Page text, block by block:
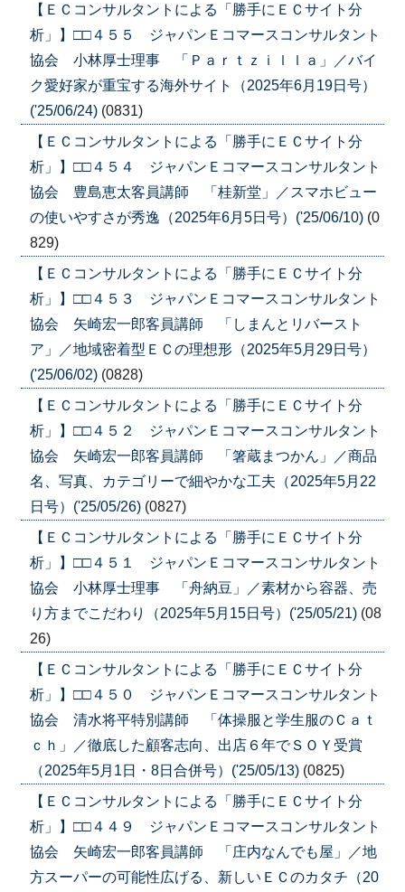
【ＥＣコンサルタントによる「勝手にＥＣサイト分
析」】□□４５５ ジャパンＥコマースコンサルタント
協会 小林厚士理事 「Ｐａｒｔｚｉｌｌａ」／バイ
ク愛好家が重宝する海外サイト（2025年6月19日号）
('25/06/24) (0831)
【ＥＣコンサルタントによる「勝手にＥＣサイト分
析」】□□４５４ ジャパンＥコマースコンサルタント
協会 豊島恵太客員講師 「桂新堂」／スマホビュー
の使いやすさが秀逸（2025年6月5日号）('25/06/10) (0
829)
【ＥＣコンサルタントによる「勝手にＥＣサイト分
析」】□□４５３ ジャパンＥコマースコンサルタント
協会 矢崎宏一郎客員講師 「しまんとリバースト
ア」／地域密着型ＥＣの理想形（2025年5月29日号）
('25/06/02) (0828)
【ＥＣコンサルタントによる「勝手にＥＣサイト分
析」】□□４５２ ジャパンＥコマースコンサルタント
協会 矢崎宏一郎客員講師 「箸蔵まつかん」／商品
名、写真、カテゴリーで細やかな工夫（2025年5月22
日号）('25/05/26) (0827)
【ＥＣコンサルタントによる「勝手にＥＣサイト分
析」】□□４５１ ジャパンＥコマースコンサルタント
協会 小林厚士理事 「舟納豆」／素材から容器、売
り方までこだわり（2025年5月15日号）('25/05/21) (08
26)
【ＥＣコンサルタントによる「勝手にＥＣサイト分
析」】□□４５０ ジャパンＥコマースコンサルタント
協会 清水将平特別講師 「体操服と学生服のＣａｔ
ｃｈ」／徹底した顧客志向、出店６年でＳＯＹ受賞
（2025年5月1日・8日合併号）('25/05/13) (0825)
【ＥＣコンサルタントによる「勝手にＥＣサイト分
析」】□□４４９ ジャパンＥコマースコンサルタント
協会 矢崎宏一郎客員講師 「庄内なんでも屋」／地
方スーパーの可能性広げる、新しいＥＣのカタチ（20